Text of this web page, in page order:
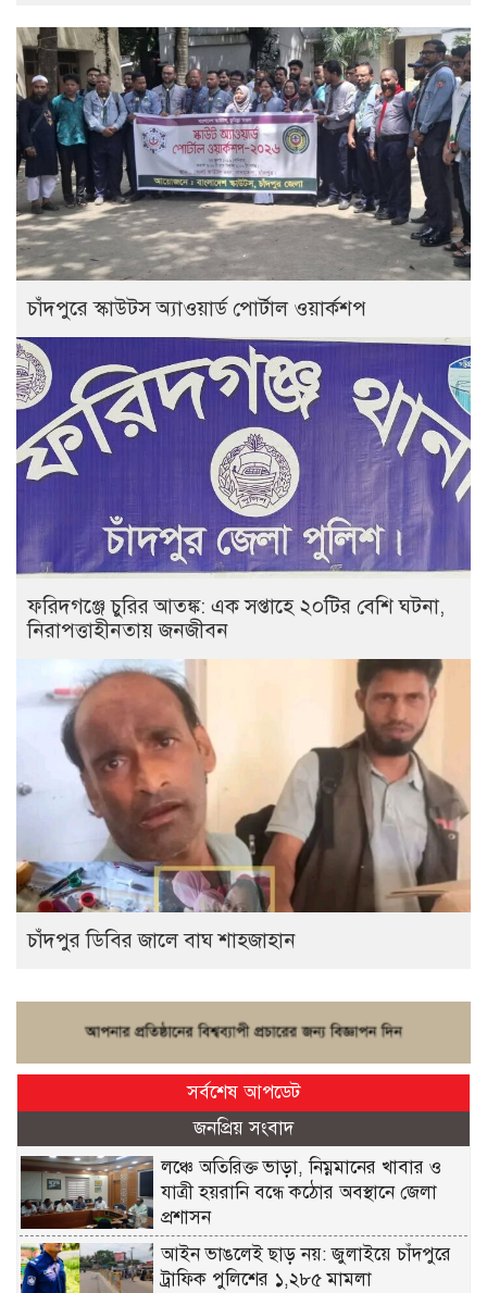
চাঁদপুরে স্কাউটস অ্যাওয়ার্ড পোর্টাল ওয়ার্কশপ
ফরিদগঞ্জে চুরির আতঙ্ক: এক সপ্তাহে ২০টির বেশি ঘটনা,
নিরাপত্তাহীনতায় জনজীবন
চাঁদপুর ডিবির জালে বাঘ শাহজাহান
সর্বশেষ আপডেট
জনপ্রিয় সংবাদ
লঞ্চে অতিরিক্ত ভাড়া, নিম্নমানের খাবার ও
যাত্রী হয়রানি বন্ধে কঠোর অবস্থানে জেলা
প্রশাসন
আইন ভাঙলেই ছাড় নয়: জুলাইয়ে চাঁদপুরে
ট্রাফিক পুলিশের ১,২৮৫ মামলা